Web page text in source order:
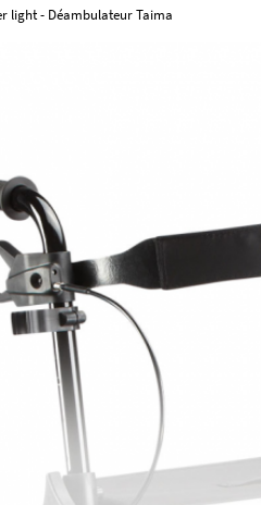
light - Déambulateur Taima